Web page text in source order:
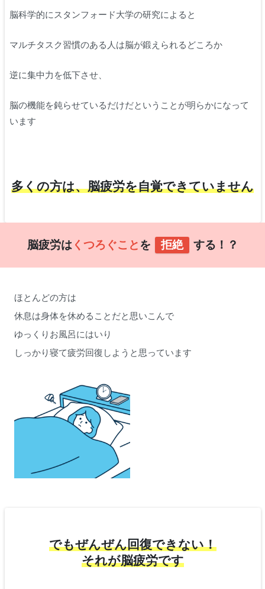
脳科学的にスタンフォード大学の研究によると
マルチタスク習慣のある人は脳が鍛えられるどころか
逆に集中力を低下させ、
脳の機能を鈍らせているだけだということが明らかになって
います
多くの方は、脳疲労を自覚できていません
脳疲労は くつろぐこと を 拒絶 する！？
ほとんどの方は
休息は身体を休めることだと思いこんで
ゆっくりお風呂にはいり
しっかり寝て疲労回復しようと思っています
でもぜんぜん回復できない！
それが脳疲労です